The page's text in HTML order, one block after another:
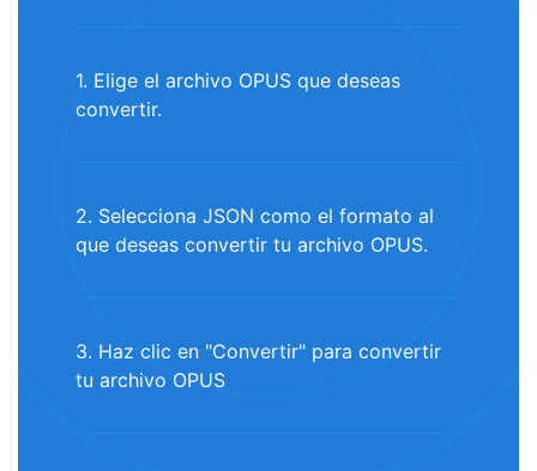
1. Elige el archivo OPUS que deseas
convertir.
2. Selecciona JSON como el formato al
que deseas convertir tu archivo OPUS.
3. Haz clic en "Convertir" para convertir
tu archivo OPUS